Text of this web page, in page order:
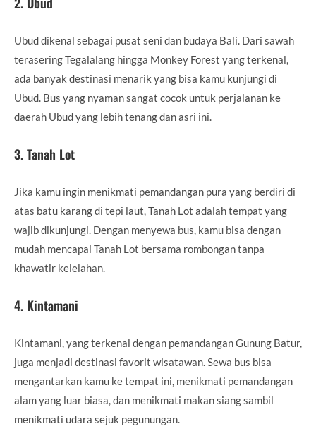
Ubud dikenal sebagai pusat seni dan budaya Bali. Dari sawah
terasering Tegalalang hingga Monkey Forest yang terkenal,
ada banyak destinasi menarik yang bisa kamu kunjungi di
Ubud. Bus yang nyaman sangat cocok untuk perjalanan ke
daerah Ubud yang lebih tenang dan asri ini.
3.Tanah Lot
Jika kamu ingin menikmati pemandangan pura yang berdiri di
atas batu karang di tepi laut, Tanah Lot adalah tempat yang
wajib dikunjungi. Dengan menyewa bus, kamu bisa dengan
mudah mencapai Tanah Lot bersama rombongan tanpa
khawatir kelelahan.
4. Kintamani
Kintamani, yang terkenal dengan pemandangan Gunung Batur,
juga menjadi destinasi favorit wisatawan. Sewa bus bisa
mengantarkan kamu ke tempat ini, menikmati pemandangan
alam yang luar biasa, dan menikmati makan siang sambil
menikmati udara sejuk pegunungan.